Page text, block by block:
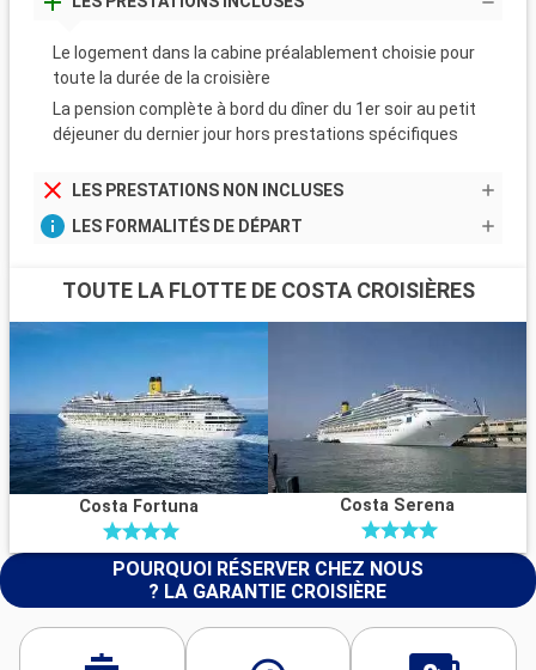
Le logement dans la cabine préalablement choisie pour
toute la durée de la croisière
La pension complète à bord du dîner du 1er soir au petit
déjeuner du dernier jour hors prestations spécifiques
LES PRESTATIONS NON INCLUSES
LES FORMALITÉS DE DÉPART
TOUTE LA FLOTTE DE COSTA CROISIÈRES
Costa Fortuna Costa Serena
POURQUOI RÉSERVER CHEZ NOUS
? LA GARANTIE CROISIÈRE